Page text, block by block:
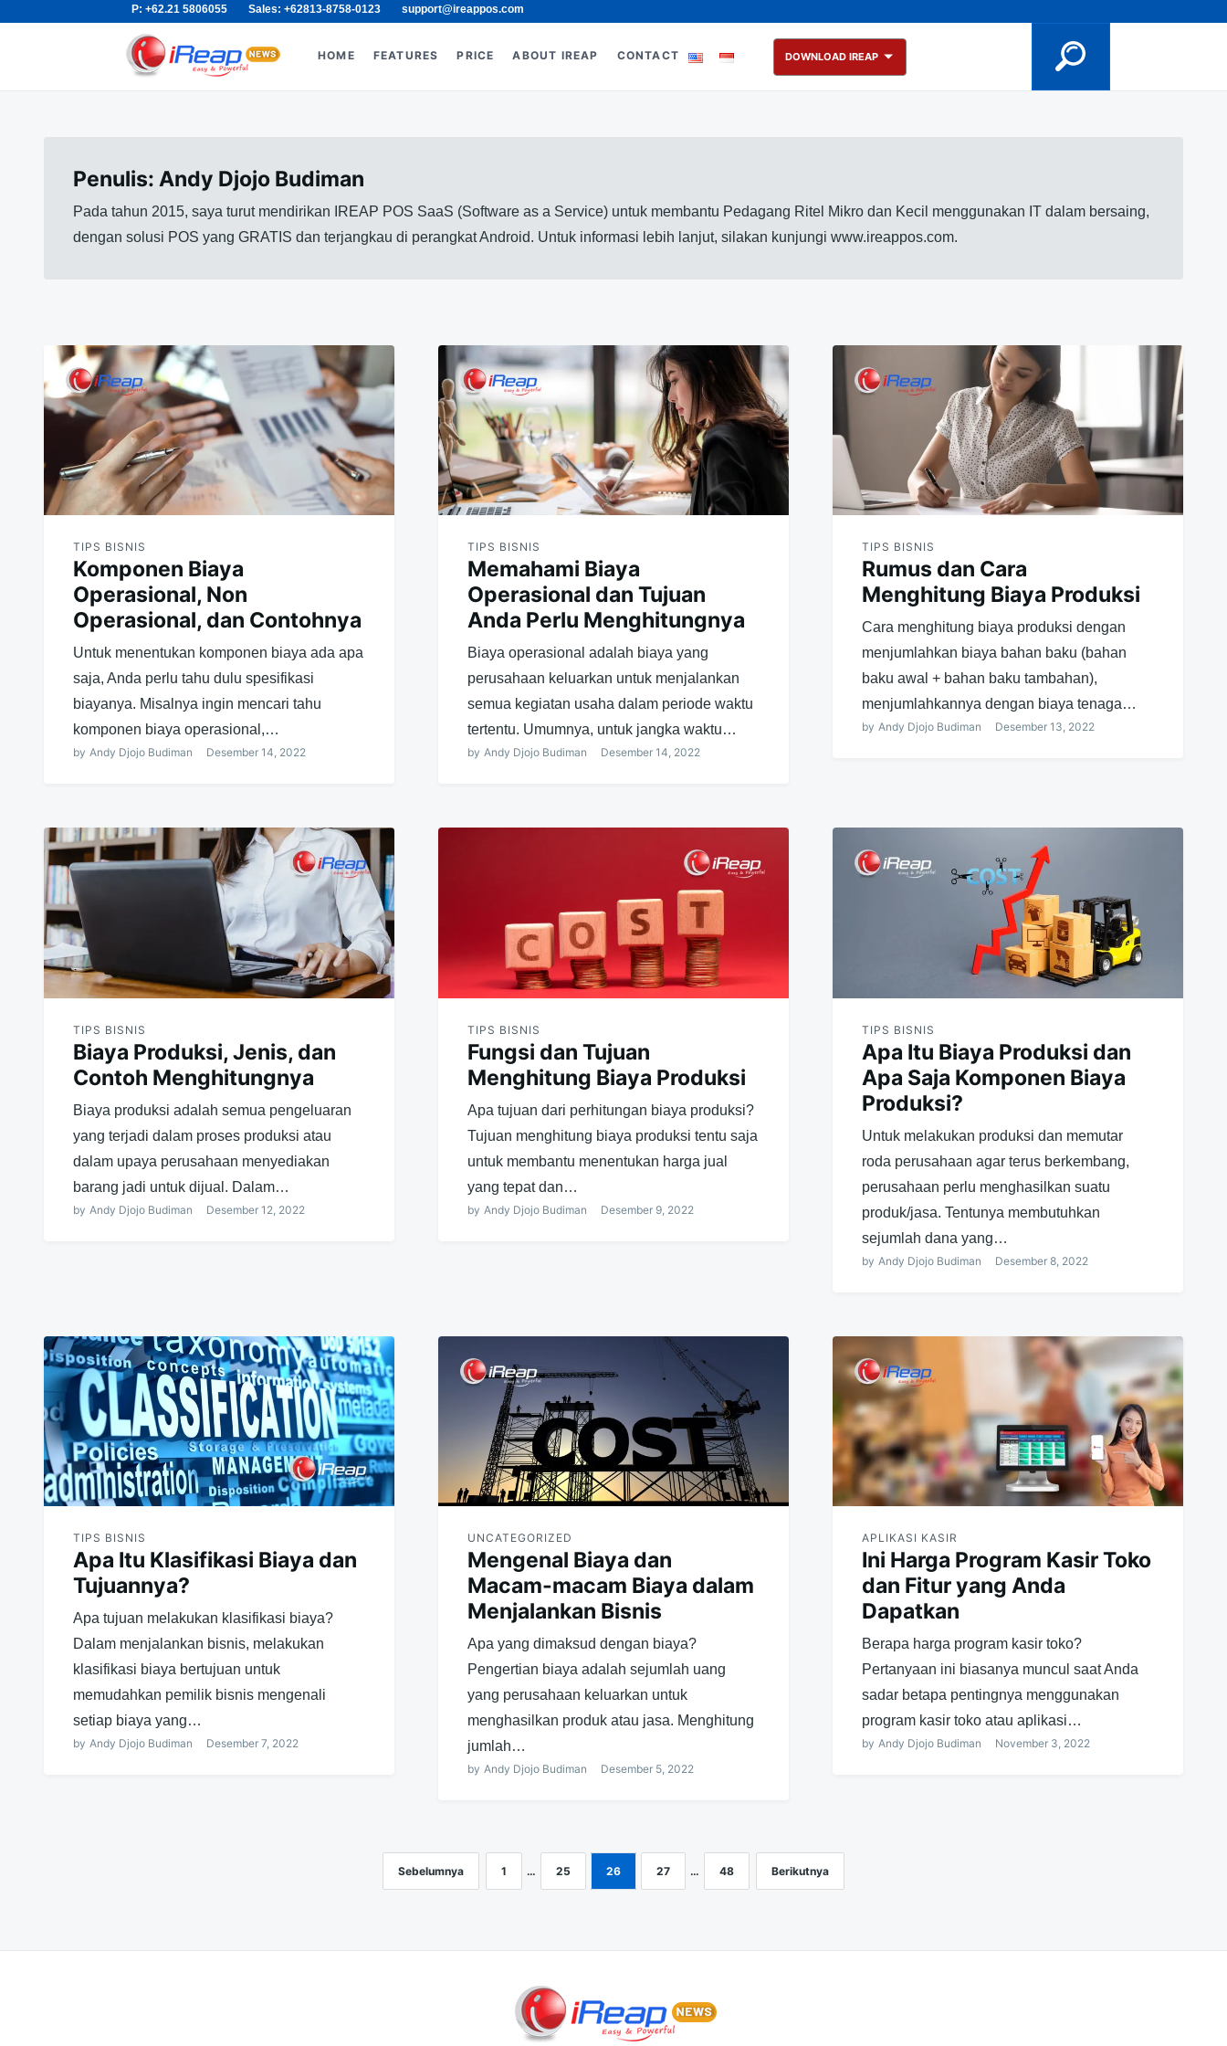
P: +62.21 5806055 Sales: +62813-8758-0123 support@ireappos.com
Search
HOME FEATURES PRICE ABOUT IREAP CONTACT DOWNLOAD IREAP
Penulis: Andy Djojo Budiman
Pada tahun 2015, saya turut mendirikan IREAP POS SaaS (Software as a Service) untuk membantu Pedagang Ritel Mikro dan Kecil menggunakan IT dalam bersaing,
dengan solusi POS yang GRATIS dan terjangkau di perangkat Android. Untuk informasi lebih lanjut, silakan kunjungi www.ireappos.com.
TIPS BISNIS
Komponen Biaya
Operasional, Non
Operasional, dan Contohnya
Untuk menentukan komponen biaya ada apa
saja, Anda perlu tahu dulu spesifikasi
biayanya. Misalnya ingin mencari tahu
komponen biaya operasional,…
by Andy Djojo Budiman Desember 14, 2022
TIPS BISNIS
Memahami Biaya
Operasional dan Tujuan
Anda Perlu Menghitungnya
Biaya operasional adalah biaya yang
perusahaan keluarkan untuk menjalankan
semua kegiatan usaha dalam periode waktu
tertentu. Umumnya, untuk jangka waktu…
by Andy Djojo Budiman Desember 14, 2022
TIPS BISNIS
Rumus dan Cara
Menghitung Biaya Produksi
Cara menghitung biaya produksi dengan
menjumlahkan biaya bahan baku (bahan
baku awal + bahan baku tambahan),
menjumlahkannya dengan biaya tenaga…
by Andy Djojo Budiman Desember 13, 2022
TIPS BISNIS
Biaya Produksi, Jenis, dan
Contoh Menghitungnya
Biaya produksi adalah semua pengeluaran
yang terjadi dalam proses produksi atau
dalam upaya perusahaan menyediakan
barang jadi untuk dijual. Dalam…
by Andy Djojo Budiman Desember 12, 2022
TIPS BISNIS
Fungsi dan Tujuan
Menghitung Biaya Produksi
Apa tujuan dari perhitungan biaya produksi?
Tujuan menghitung biaya produksi tentu saja
untuk membantu menentukan harga jual
yang tepat dan…
by Andy Djojo Budiman Desember 9, 2022
TIPS BISNIS
Apa Itu Biaya Produksi dan
Apa Saja Komponen Biaya
Produksi?
Untuk melakukan produksi dan memutar
roda perusahaan agar terus berkembang,
perusahaan perlu menghasilkan suatu
produk/jasa. Tentunya membutuhkan
sejumlah dana yang…
by Andy Djojo Budiman Desember 8, 2022
TIPS BISNIS
Apa Itu Klasifikasi Biaya dan
Tujuannya?
Apa tujuan melakukan klasifikasi biaya?
Dalam menjalankan bisnis, melakukan
klasifikasi biaya bertujuan untuk
memudahkan pemilik bisnis mengenali
setiap biaya yang…
by Andy Djojo Budiman Desember 7, 2022
UNCATEGORIZED
Mengenal Biaya dan
Macam-macam Biaya dalam
Menjalankan Bisnis
Apa yang dimaksud dengan biaya?
Pengertian biaya adalah sejumlah uang
yang perusahaan keluarkan untuk
menghasilkan produk atau jasa. Menghitung
jumlah…
by Andy Djojo Budiman Desember 5, 2022
APLIKASI KASIR
Ini Harga Program Kasir Toko
dan Fitur yang Anda
Dapatkan
Berapa harga program kasir toko?
Pertanyaan ini biasanya muncul saat Anda
sadar betapa pentingnya menggunakan
program kasir toko atau aplikasi…
by Andy Djojo Budiman November 3, 2022
Sebelumnya 1 … 25 26 27 … 48 Berikutnya